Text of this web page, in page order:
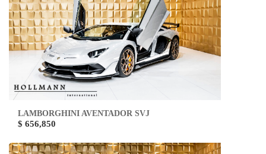
LAMBORGHINI AVENTADOR SVJ
$ 656,850